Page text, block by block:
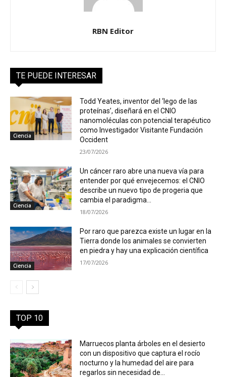
RBN Editor
TE PUEDE INTERESAR
Ciencia
Todd Yeates, inventor del ‘lego de las
proteínas’, diseñará en el CNIO
nanomoléculas con potencial terapéutico
como Investigador Visitante Fundación
Occident
23/07/2026
Ciencia
Un cáncer raro abre una nueva vía para
entender por qué envejecemos: el CNIO
describe un nuevo tipo de progeria que
cambia el paradigma...
18/07/2026
Ciencia
Por raro que parezca existe un lugar en la
Tierra donde los animales se convierten
en piedra y hay una explicación científica
17/07/2026
TOP 10
Marruecos planta árboles en el desierto
con un dispositivo que captura el rocío
nocturno y la humedad del aire para
regarlos sin necesidad de...